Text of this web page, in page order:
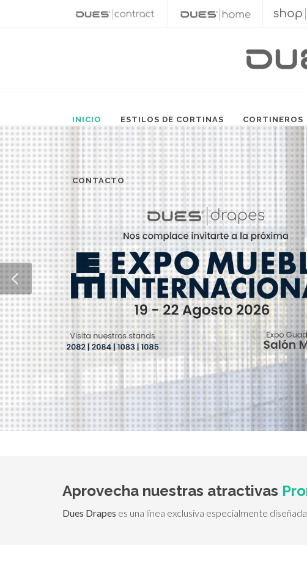
INICIO ESTILOS DE CORTINAS CORTINEROS
CONTACTO
Aprovecha nuestras atractivas
Dues Drapes es una línea exclusiva especialmente